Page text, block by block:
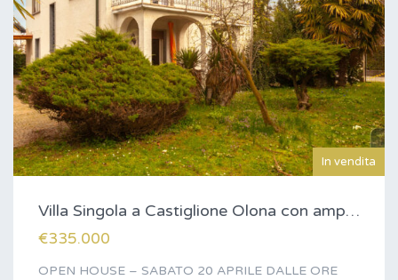
In vendita
Villa Singola a Castiglione Olona con ampio…
€335.000
OPEN HOUSE – SABATO 20 APRILE DALLE ORE